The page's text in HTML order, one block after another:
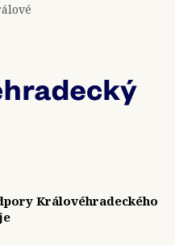
Královéhradeckého